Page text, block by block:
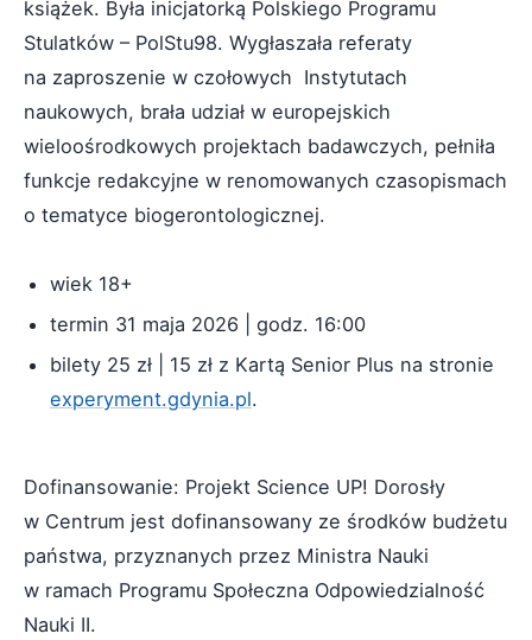
książek. Była inicjatorką Polskiego Programu
Stulatków – PolStu98. Wygłaszała referaty
na zaproszenie w czołowych Instytutach
naukowych, brała udział w europejskich
wieloośrodkowych projektach badawczych, pełniła
funkcje redakcyjne w renomowanych czasopismach
o tematyce biogerontologicznej.
wiek 18+
termin 31 maja 2026 | godz. 16:00
bilety 25 zł | 15 zł z Kartą Senior Plus na stronie
experyment.gdynia.pl.
Dofinansowanie: Projekt Science UP! Dorosły
w Centrum jest dofinansowany ze środków budżetu
państwa, przyznanych przez Ministra Nauki
w ramach Programu Społeczna Odpowiedzialność
Nauki II.